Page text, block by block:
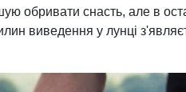
обривати снасть, але в
виведення у лунці